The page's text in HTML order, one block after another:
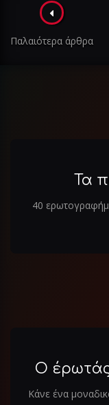
στα
Παλαιότερα άρθρα
Τα
40
Ο έρωτάς
Κάνε ένα